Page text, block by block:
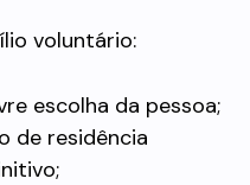
voluntário:
escolha da pessoa;
de residência